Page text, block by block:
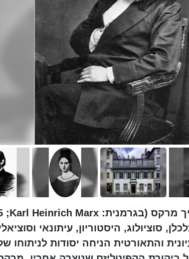
סוציולוג, היסטוריון, עיתונאי
והתאורטית הניחה יסודות לניתוחו